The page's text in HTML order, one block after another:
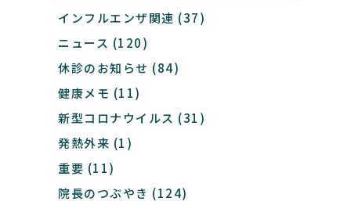
インフルエンザ関連 (37)
ニュース (120)
休診のお知らせ (84)
健康メモ (11)
新型コロナウイルス (31)
発熱外来 (1)
重要 (11)
院長のつぶやき (124)